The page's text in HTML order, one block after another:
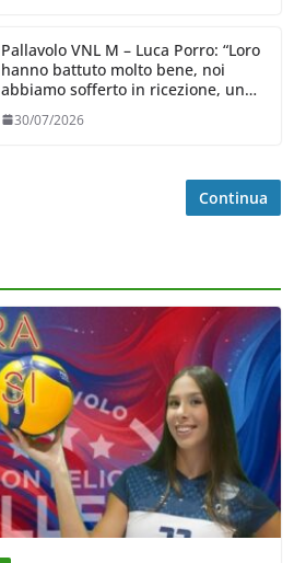
Pallavolo VNL M – Luca Porro: “Loro
hanno battuto molto bene, noi
abbiamo sofferto in ricezione, uno
30/07/2026
Continua